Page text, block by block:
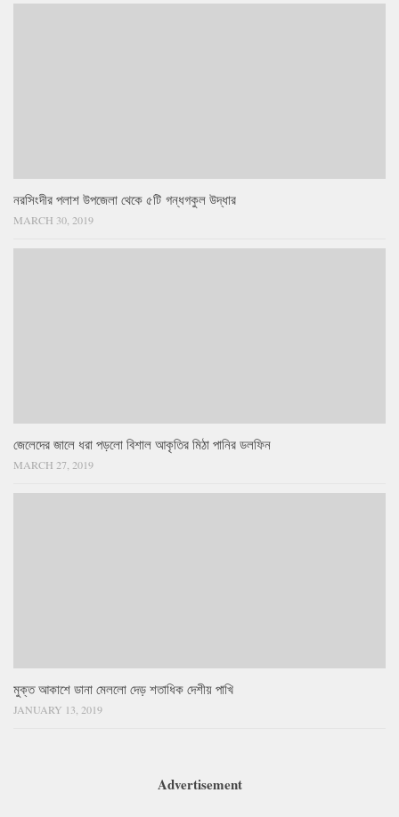
নরসিংদীর পলাশ উপজেলা থেকে ৫টি গন্ধগকুল উদ্ধার
MARCH 30, 2019
জেলেদের জালে ধরা পড়লো বিশাল আকৃতির মিঠা পানির ডলফিন
MARCH 27, 2019
মুক্ত আকাশে ডানা মেললো দেড় শতাধিক দেশীয় পাখি
JANUARY 13, 2019
Advertisement